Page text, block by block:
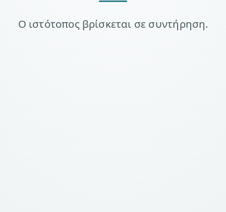
Ο ιστότοπος βρίσκεται σε συντήρηση.